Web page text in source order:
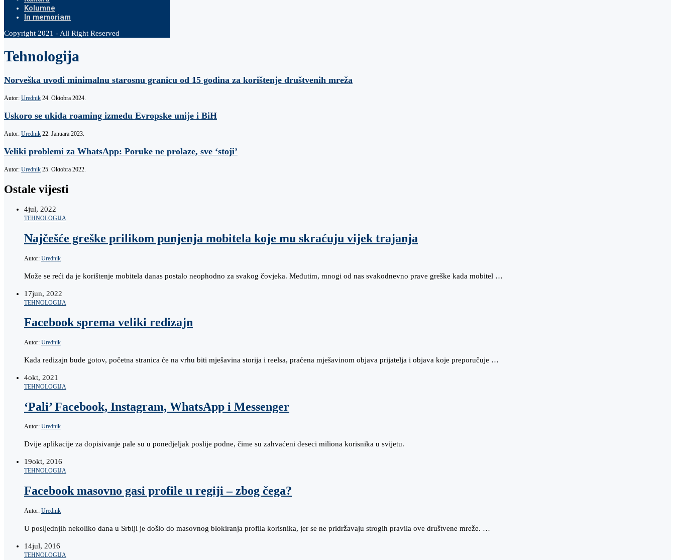
Kolumne
In memoriam
Copyright 2021 - All Right Reserved
Tehnologija
Norveška uvodi minimalnu starosnu granicu od 15 godina za korištenje društvenih mreža
Autor: Urednik 24. Oktobra 2024.
Uskoro se ukida roaming između Evropske unije i BiH
Autor: Urednik 22. Januara 2023.
Veliki problemi za WhatsApp: Poruke ne prolaze, sve ‘stoji’
Autor: Urednik 25. Oktobra 2022.
Ostale vijesti
4jul, 2022
TEHNOLOGIJA
Najčešće greške prilikom punjenja mobitela koje mu skraćuju vijek trajanja
Autor: Urednik
Može se reći da je korištenje mobitela danas postalo neophodno za svakog čovjeka. Međutim, mnogi od nas svakodnevno prave greške kada mobitel …
17jun, 2022
TEHNOLOGIJA
Facebook sprema veliki redizajn
Autor: Urednik
Kada redizajn bude gotov, početna stranica će na vrhu biti mješavina storija i reelsa, praćena mješavinom objava prijatelja i objava koje preporučuje …
4okt, 2021
TEHNOLOGIJA
‘Pali’ Facebook, Instagram, WhatsApp i Messenger
Autor: Urednik
Dvije aplikacije za dopisivanje pale su u ponedjeljak poslije podne, čime su zahvaćeni deseci miliona korisnika u svijetu.
19okt, 2016
TEHNOLOGIJA
Facebook masovno gasi profile u regiji – zbog čega?
Autor: Urednik
U posljednjih nekoliko dana u Srbiji je došlo do masovnog blokiranja profila korisnika, jer se ne pridržavaju strogih pravila ove društvene mreže. …
14jul, 2016
TEHNOLOGIJA